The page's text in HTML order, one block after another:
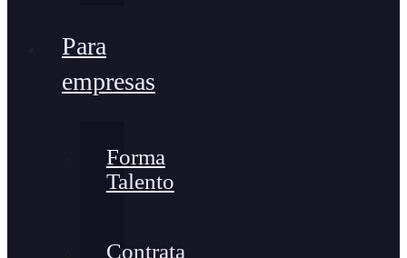
Para
empresas
Forma
Talento
Contrata